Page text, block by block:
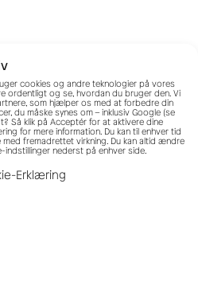
cookies og andre teknologier på vores
ordentligt og se, hvordan du bruger den. Vi
som hjælper os med at forbedre din
du måske synes om – inklusiv Google (se
Så klik på Acceptér for at aktivere dine
for mere information. Du kan til enhver tid
fremadrettet virkning. Du kan altid ændre
nederst på enhver side.
Erklæring